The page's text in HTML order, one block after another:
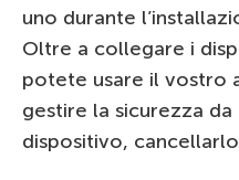
uno durante
Oltre a collegare i
potete usare il vostro
gestire la sicurezza
dispositivo,